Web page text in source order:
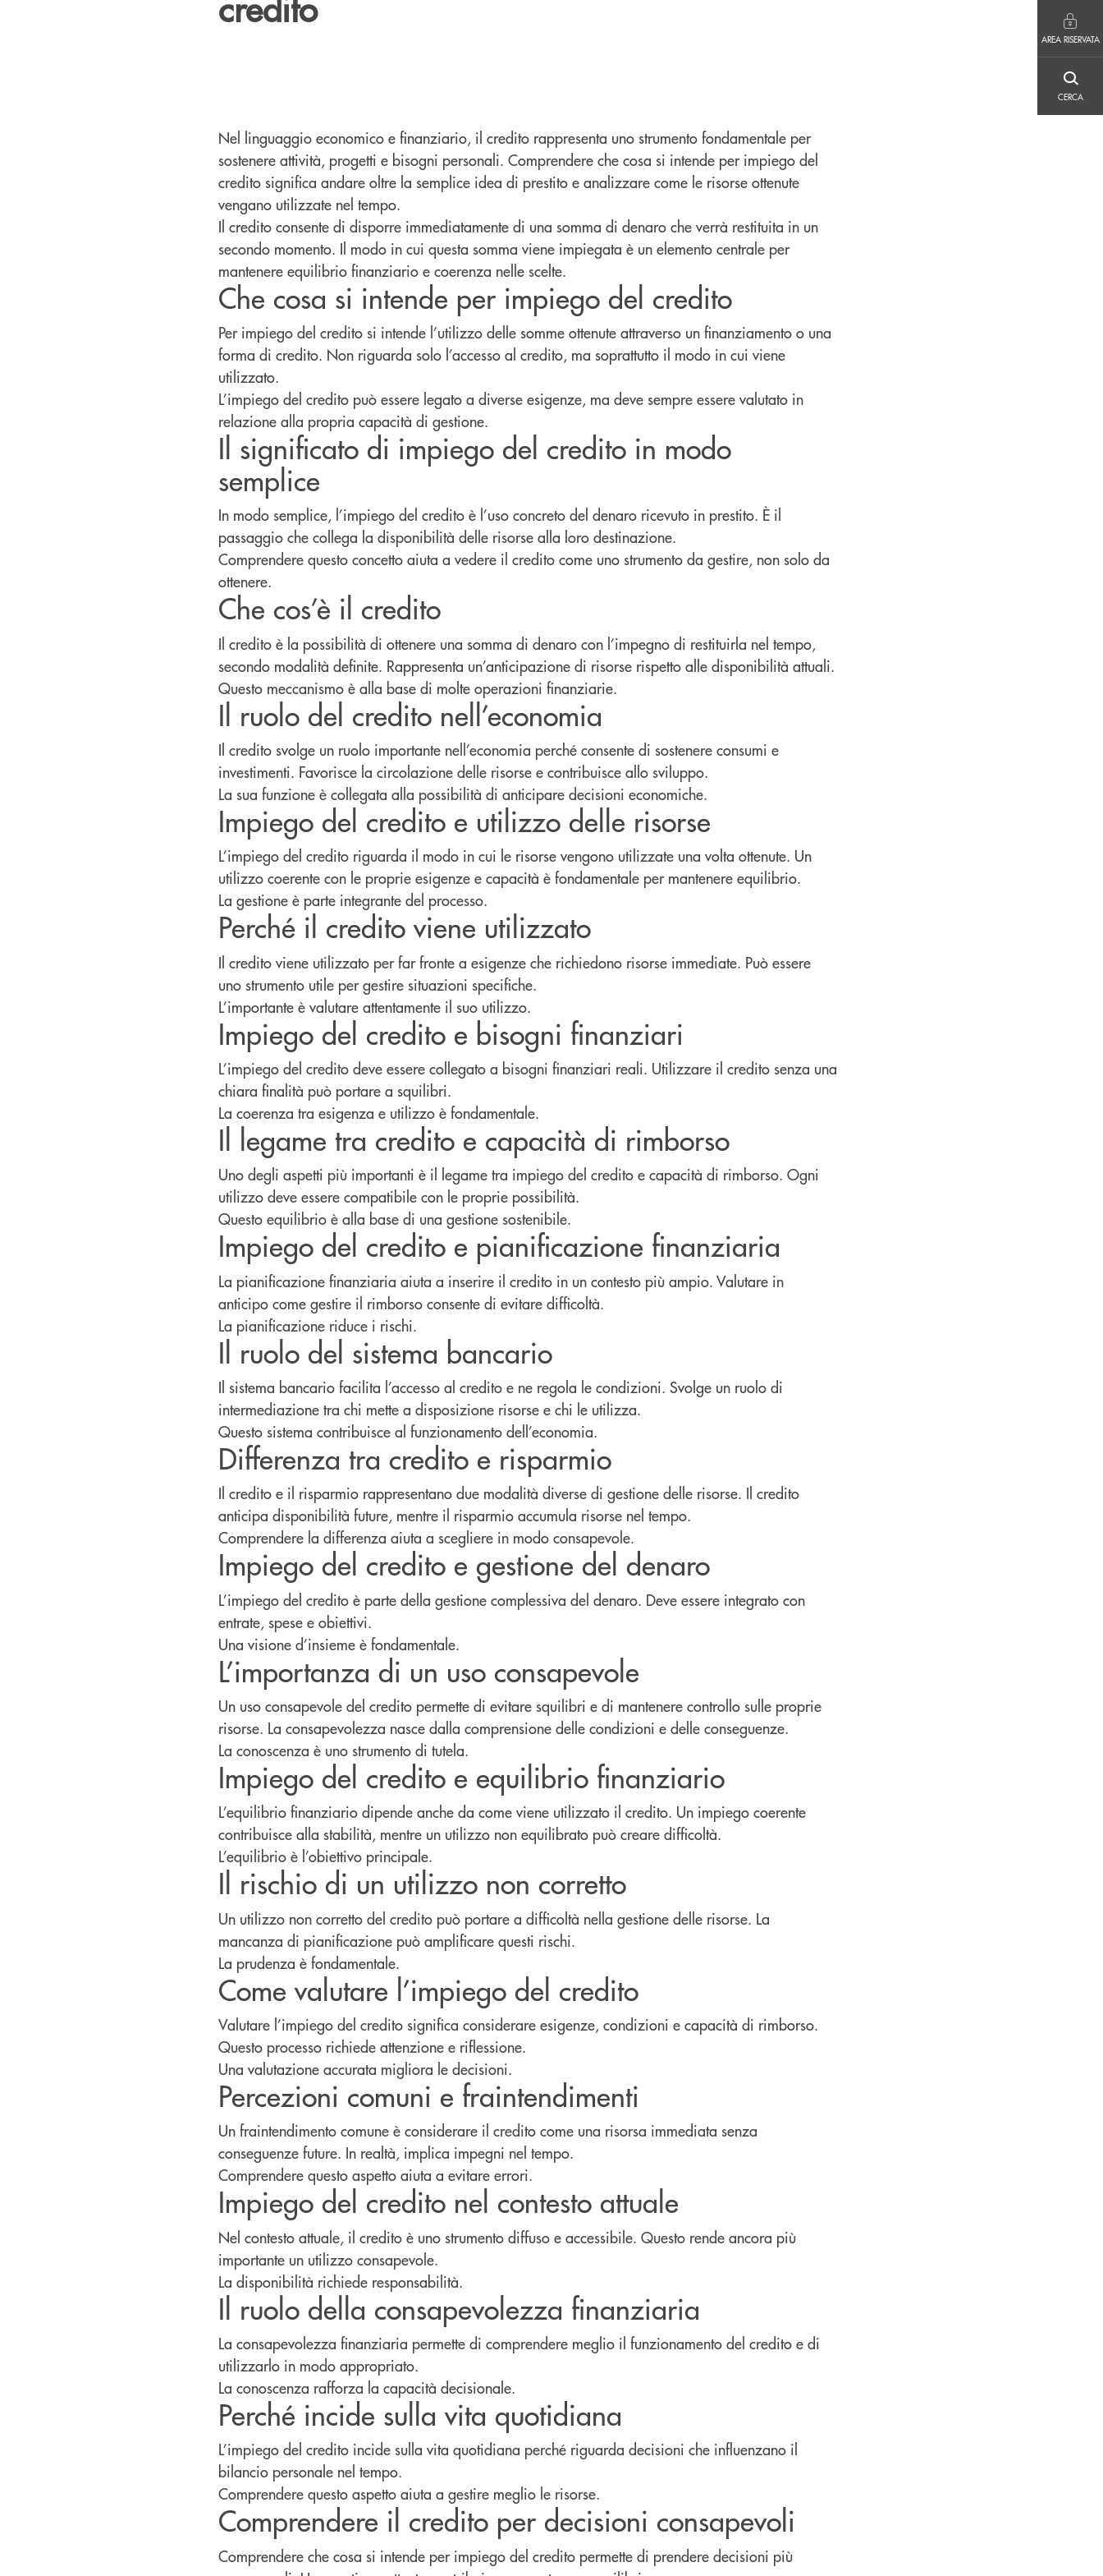
AREA RISERVATA
CERCA
Nel linguaggio economico e finanziario, il credito rappresenta uno strumento fondamentale per
sostenere attività, progetti e bisogni personali. Comprendere che cosa si intende per impiego del
credito significa andare oltre la semplice idea di prestito e analizzare come le risorse ottenute
vengano utilizzate nel tempo.
Il credito consente di disporre immediatamente di una somma di denaro che verrà restituita in un
secondo momento. Il modo in cui questa somma viene impiegata è un elemento centrale per
mantenere equilibrio finanziario e coerenza nelle scelte.
Che cosa si intende per impiego del credito
Per impiego del credito si intende l’utilizzo delle somme ottenute attraverso un finanziamento o una
forma di credito. Non riguarda solo l’accesso al credito, ma soprattutto il modo in cui viene
utilizzato.
L’impiego del credito può essere legato a diverse esigenze, ma deve sempre essere valutato in
relazione alla propria capacità di gestione.
Il significato di impiego del credito in modo
semplice
In modo semplice, l’impiego del credito è l’uso concreto del denaro ricevuto in prestito. È il
passaggio che collega la disponibilità delle risorse alla loro destinazione.
Comprendere questo concetto aiuta a vedere il credito come uno strumento da gestire, non solo da
ottenere.
Che cos’è il credito
Il credito è la possibilità di ottenere una somma di denaro con l’impegno di restituirla nel tempo,
secondo modalità definite. Rappresenta un’anticipazione di risorse rispetto alle disponibilità attuali.
Questo meccanismo è alla base di molte operazioni finanziarie.
Il ruolo del credito nell’economia
Il credito svolge un ruolo importante nell’economia perché consente di sostenere consumi e
investimenti. Favorisce la circolazione delle risorse e contribuisce allo sviluppo.
La sua funzione è collegata alla possibilità di anticipare decisioni economiche.
Impiego del credito e utilizzo delle risorse
L’impiego del credito riguarda il modo in cui le risorse vengono utilizzate una volta ottenute. Un
utilizzo coerente con le proprie esigenze e capacità è fondamentale per mantenere equilibrio.
La gestione è parte integrante del processo.
Perché il credito viene utilizzato
Il credito viene utilizzato per far fronte a esigenze che richiedono risorse immediate. Può essere
uno strumento utile per gestire situazioni specifiche.
L’importante è valutare attentamente il suo utilizzo.
Impiego del credito e bisogni finanziari
L’impiego del credito deve essere collegato a bisogni finanziari reali. Utilizzare il credito senza una
chiara finalità può portare a squilibri.
La coerenza tra esigenza e utilizzo è fondamentale.
Il legame tra credito e capacità di rimborso
Uno degli aspetti più importanti è il legame tra impiego del credito e capacità di rimborso. Ogni
utilizzo deve essere compatibile con le proprie possibilità.
Questo equilibrio è alla base di una gestione sostenibile.
Impiego del credito e pianificazione finanziaria
La pianificazione finanziaria aiuta a inserire il credito in un contesto più ampio. Valutare in
anticipo come gestire il rimborso consente di evitare difficoltà.
La pianificazione riduce i rischi.
Il ruolo del sistema bancario
Il sistema bancario facilita l’accesso al credito e ne regola le condizioni. Svolge un ruolo di
intermediazione tra chi mette a disposizione risorse e chi le utilizza.
Questo sistema contribuisce al funzionamento dell’economia.
Differenza tra credito e risparmio
Il credito e il risparmio rappresentano due modalità diverse di gestione delle risorse. Il credito
anticipa disponibilità future, mentre il risparmio accumula risorse nel tempo.
Comprendere la differenza aiuta a scegliere in modo consapevole.
Impiego del credito e gestione del denaro
L’impiego del credito è parte della gestione complessiva del denaro. Deve essere integrato con
entrate, spese e obiettivi.
Una visione d’insieme è fondamentale.
L’importanza di un uso consapevole
Un uso consapevole del credito permette di evitare squilibri e di mantenere controllo sulle proprie
risorse. La consapevolezza nasce dalla comprensione delle condizioni e delle conseguenze.
La conoscenza è uno strumento di tutela.
Impiego del credito e equilibrio finanziario
L’equilibrio finanziario dipende anche da come viene utilizzato il credito. Un impiego coerente
contribuisce alla stabilità, mentre un utilizzo non equilibrato può creare difficoltà.
L’equilibrio è l’obiettivo principale.
Il rischio di un utilizzo non corretto
Un utilizzo non corretto del credito può portare a difficoltà nella gestione delle risorse. La
mancanza di pianificazione può amplificare questi rischi.
La prudenza è fondamentale.
Come valutare l’impiego del credito
Valutare l’impiego del credito significa considerare esigenze, condizioni e capacità di rimborso.
Questo processo richiede attenzione e riflessione.
Una valutazione accurata migliora le decisioni.
Percezioni comuni e fraintendimenti
Un fraintendimento comune è considerare il credito come una risorsa immediata senza
conseguenze future. In realtà, implica impegni nel tempo.
Comprendere questo aspetto aiuta a evitare errori.
Impiego del credito nel contesto attuale
Nel contesto attuale, il credito è uno strumento diffuso e accessibile. Questo rende ancora più
importante un utilizzo consapevole.
La disponibilità richiede responsabilità.
Il ruolo della consapevolezza finanziaria
La consapevolezza finanziaria permette di comprendere meglio il funzionamento del credito e di
utilizzarlo in modo appropriato.
La conoscenza rafforza la capacità decisionale.
Perché incide sulla vita quotidiana
L’impiego del credito incide sulla vita quotidiana perché riguarda decisioni che influenzano il
bilancio personale nel tempo.
Comprendere questo aspetto aiuta a gestire meglio le risorse.
Comprendere il credito per decisioni consapevoli
Comprendere che cosa si intende per impiego del credito permette di prendere decisioni più